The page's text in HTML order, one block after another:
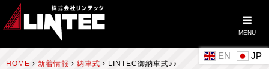
MENU
EN
HOME 新着情報 納車式 LINTEC御納車式♪♪